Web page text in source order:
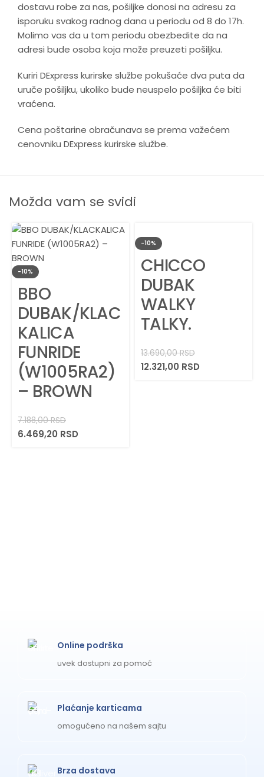
dostavu robe za nas, pošiljke donosi na adresu za
isporuku svakog radnog dana u periodu od 8 do 17h.
Molimo vas da u tom periodu obezbedite da na
adresi bude osoba koja može preuzeti pošiljku.
Kuriri DExpress kurirske službe pokušaće dva puta da
uruče pošiljku, ukoliko bude neuspelo pošiljka će biti
vraćena.
Cena poštarine obračunava se prema važećem
cenovniku DExpress kurirske službe.
Možda vam se svidi
-10%
BBO
DUBAK/KLAC
KALICA
FUNRIDE
(W1005RA2)
– BROWN
7.188,00RSD
6.469,20 RSD
-10%
CHICCO
DUBAK
WALKY
TALKY.
13.690,00RSD
12.321,00 RSD
Online podrška
uvek dostupni za pomoć
Plaćanje karticama
omogućeno na našem sajtu
Brza dostava